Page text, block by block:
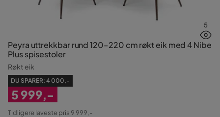
5
Peyra uttrekkbar rund 120–220 cm røkt eik med 4 Nibe
Plus spisestoler
Røkt eik
DU SPARER: 4 000,-
Nedsatt
5 999,-
Tidligere laveste pris 9 999,-